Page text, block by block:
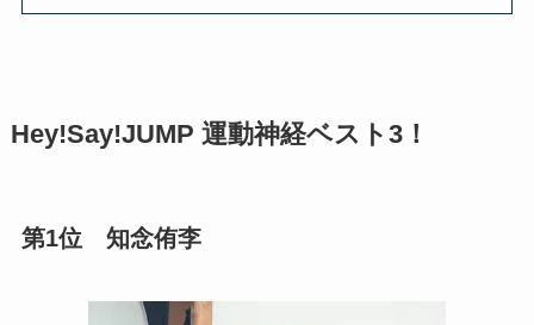
Hey!Say!JUMP 運動神経ベスト3！
第1位 知念侑李